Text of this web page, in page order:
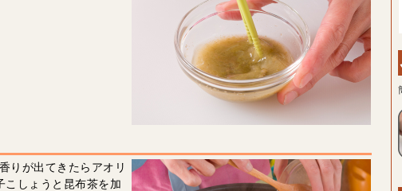
りが出てきたらアオリ
こしょうと昆布茶を加